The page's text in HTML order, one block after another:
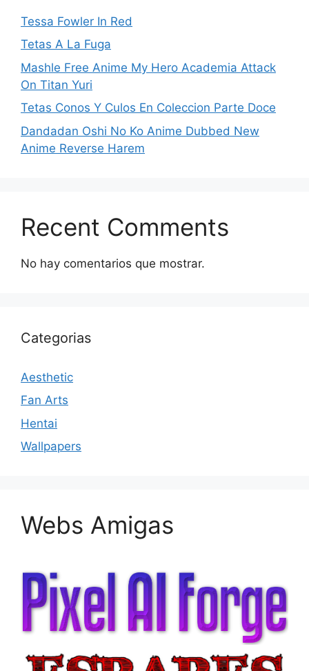
Tessa Fowler In Red
Tetas A La Fuga
Mashle Free Anime My Hero Academia Attack
On Titan Yuri
Tetas Conos Y Culos En Coleccion Parte Doce
Dandadan Oshi No Ko Anime Dubbed New
Anime Reverse Harem
Recent Comments
No hay comentarios que mostrar.
Categorias
Aesthetic
Fan Arts
Hentai
Wallpapers
Webs Amigas